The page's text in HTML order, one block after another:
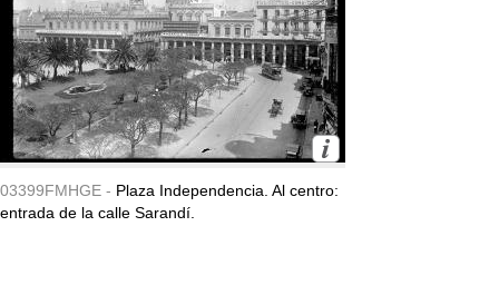
03399FMHGE - Plaza Independencia. Al centro:
entrada de la calle Sarandí.